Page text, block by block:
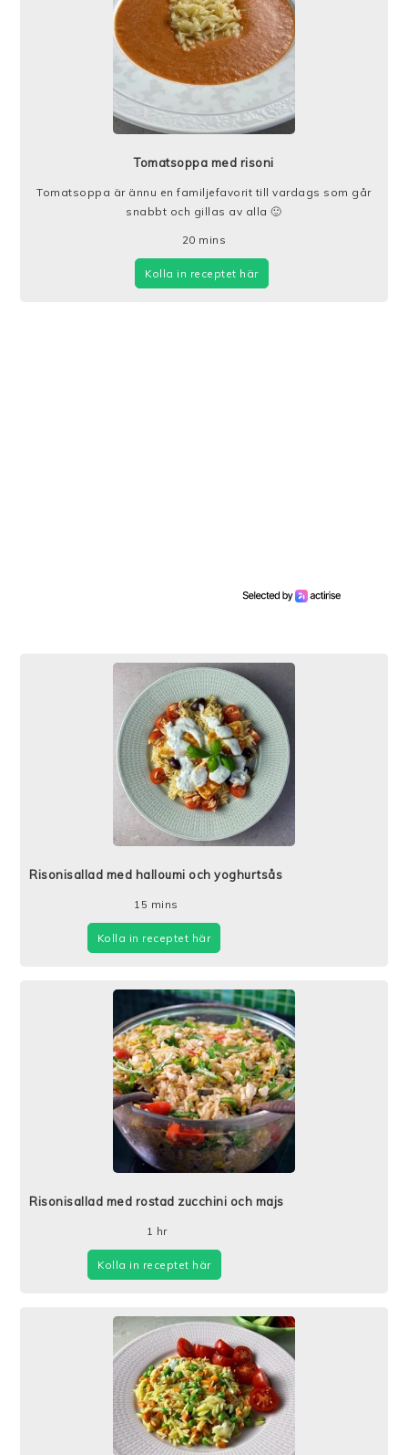
Tomatsoppa med risoni
Tomatsoppa är ännu en familjefavorit till vardags som går
snabbt och gillas av alla 🙂
20 mins
Kolla in receptet här
Risonisallad med halloumi och yoghurtsås
15 mins
Kolla in receptet här
Risonisallad med rostad zucchini och majs
1 hr
Kolla in receptet här